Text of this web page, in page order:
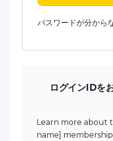
パスワードが分から
ログインIDを
Learn more about
name]